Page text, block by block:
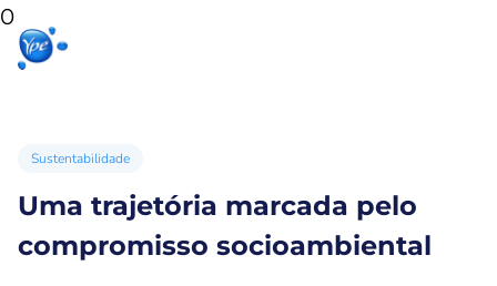
0
Sustentabilidade
Uma trajetória marcada pelo
compromisso socioambiental